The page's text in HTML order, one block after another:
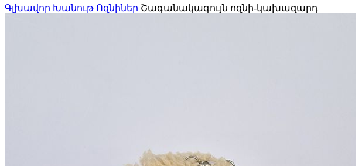
Գլխավոր Խանութ Ոզնիներ Շագանակագույն ոզնի-կախազարդ